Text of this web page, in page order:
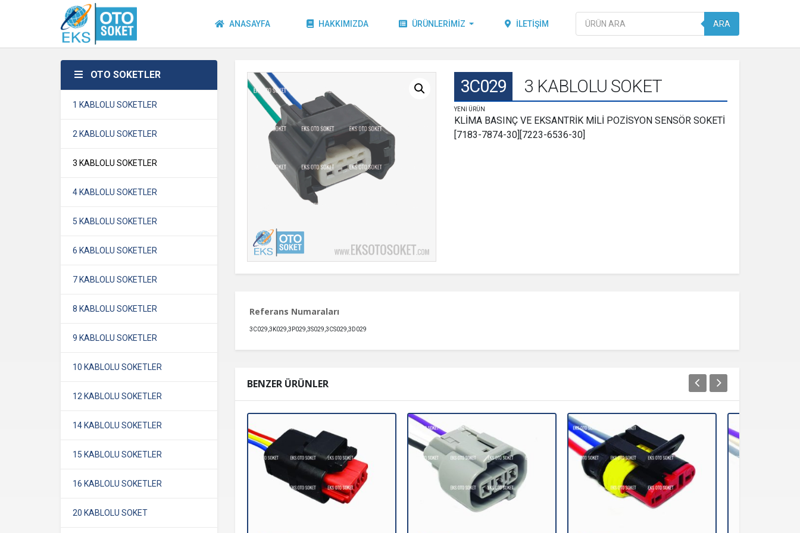
ANASAYFA HAKKIMIZDA ÜRÜNLERIMIZ İLETIŞIM
Products
search
ARA
OTO SOKETLER
1 KABLOLU SOKETLER
2 KABLOLU SOKETLER
3 KABLOLU SOKETLER
4 KABLOLU SOKETLER
5 KABLOLU SOKETLER
6 KABLOLU SOKETLER
7 KABLOLU SOKETLER
8 KABLOLU SOKETLER
9 KABLOLU SOKETLER
10 KABLOLU SOKETLER
12 KABLOLU SOKETLER
14 KABLOLU SOKETLER
15 KABLOLU SOKETLER
16 KABLOLU SOKETLER
20 KABLOLU SOKET
3C029 3 KABLOLU SOKET
YENİ ÜRÜN
KLİMA BASINÇ VE EKSANTRİK MİLİ POZİSYON SENSÖR SOKETİ
[7183-7874-30][7223-6536-30]
Referans Numaraları
3C029,3K029,3P029,3S029,3CS029,3D029
BENZER ÜRÜNLER